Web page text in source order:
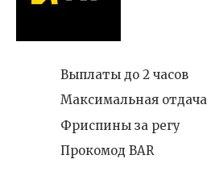
Выплаты до 2 часов
Максимальная отдача
Фриспины за регу
Прокомод BAR